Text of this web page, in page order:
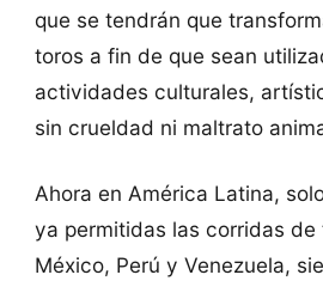
que se tendrán que
toros a fin de que sean
actividades culturales,
sin crueldad ni maltrato
Ahora en América Latina,
ya permitidas las corridas de
México, Perú y Venezuela,